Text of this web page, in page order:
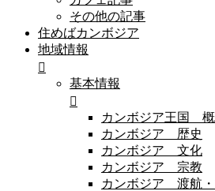
その他の記事
住めばカンボジア
地域情報
基本情報
カンボジア王国
カンボジア 歴史
カンボジア 文化
カンボジア 宗教
カンボジア 渡航・